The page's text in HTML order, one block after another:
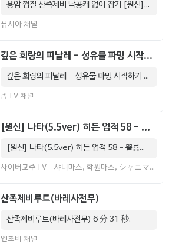
용암 껍질 산족제비 낙공캐 없이 잡기 [원신] 29 秒.
퓨시아 채널
깊은 회랑의 피날레 - 성유물 파밍 시작하기 (🧊스커크, 황폐한 조선소 - 용암 껍질 산족제비)
깊은 회랑의 피날레 - 성유물 파밍 시작하기 (🧊스커크, 황폐한 조선소 - 용암 껍질 산족제비) 1 分 7 秒.
촙TV 채널
[원신] 나타(5.5ver) 히든 업적 58 - 뿔룡의 돌진 ("용암 껍질 산족제비"의 돌진을 "비옥한 터전" 캐릭터로 반격하기)
[원신] 나타(5.5ver) 히든 업적 58 - 뿔룡의 돌진 ("용암 껍질 산족제비"의 돌진을 "비옥한 터전" 캐릭터로 반격하기) 49 秒.
사이버교주TV - 샤니마스, 학원마스, シャニマス, シャニソン 채널
산족제비루트(바레사전무)
산족제비루트(바레사전무) 6 分 31 秒.
엔초비 채널